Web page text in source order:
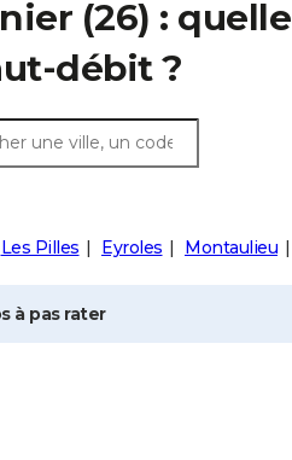
(26) : quelle
débit ?
Les Pilles Eyroles Montaulieu
à pas rater